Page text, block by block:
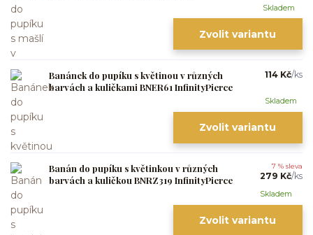
Skladem
Zvolit variantu
Banánek do pupíku s květinou v různých
barvách a kuličkami BNER61 InfinityPierce
114 Kč/ks
Skladem
Zvolit variantu
Banán do pupíku s květinkou v různých
barvách a kuličkou BNRZ319 InfinityPierce
7 % sleva
279 Kč/ks
Skladem
Zvolit variantu